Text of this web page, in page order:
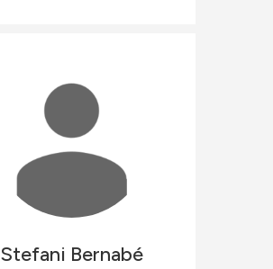
Stefani Bernabé